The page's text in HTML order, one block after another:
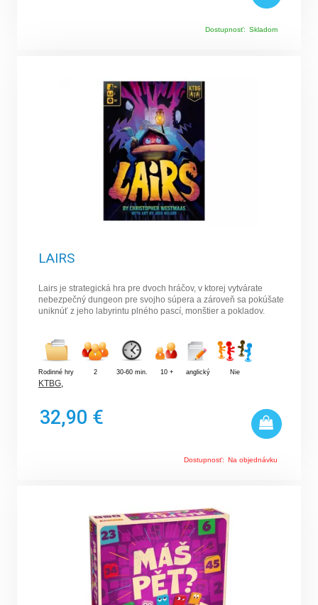
Dostupnosť: Skladom
LAIRS
Lairs je strategická hra pre dvoch hráčov, v ktorej vytvárate
nebezpečný dungeon pre svojho súpera a zároveň sa pokúšate
uniknúť z jeho labyrintu plného pascí, monštier a pokladov.
Rodinné hry 2 30-60 min. 10 + anglický Nie
KTBG
32,90 €
Dostupnosť: Na objednávku